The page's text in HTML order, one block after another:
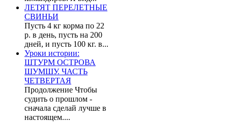
ЛЕТЯТ ПЕРЕЛЕТНЫЕ
СВИНЬИ
Пусть 4 кг корма по 22
р. в день, пусть на 200
дней, и пусть 100 кг. в...
Уроки истории:
ШТУРМ ОСТРОВА
ШУМШУ. ЧАСТЬ
ЧЕТВЕРТАЯ
Продолжение Чтобы
судить о прошлом -
сначала сделай лучше в
настоящем....